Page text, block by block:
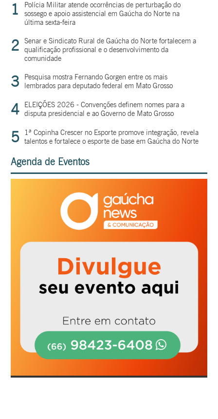
1
Polícia Militar atende ocorrências de perturbação do
sossego e apoio assistencial em Gaúcha do Norte na
última sexta-feira
2
Senar e Sindicato Rural de Gaúcha do Norte fortalecem a
qualificação profissional e o desenvolvimento da
comunidade
3
Pesquisa mostra Fernando Gorgen entre os mais
lembrados para deputado federal em Mato Grosso
4
ELEIÇÕES 2026 - Convenções definem nomes para a
disputa presidencial e ao Governo de Mato Grosso
5
1ª Copinha Crescer no Esporte promove integração, revela
talentos e fortalece o esporte de base em Gaúcha do Norte
Agenda de Eventos